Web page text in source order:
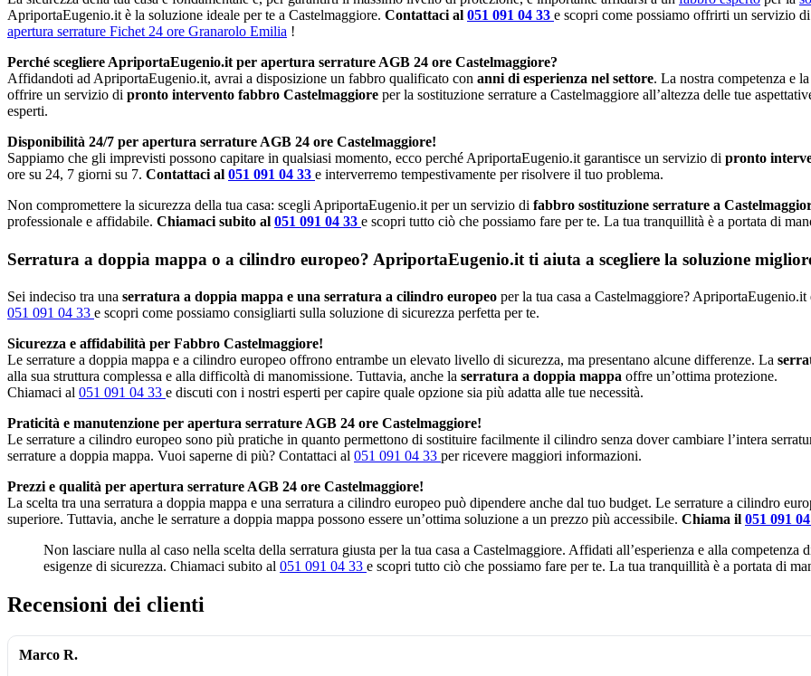
ApriportaEugenio.it è la soluzione ideale per te a Castelmaggiore. Contattaci al 051 091 04 33 e scopri come possiamo offrirti un servizio
apertura serrature Fichet 24 ore Granarolo Emilia !
Perché scegliere ApriportaEugenio.it per apertura serrature AGB 24 ore Castelmaggiore?
Affidandoti ad ApriportaEugenio.it, avrai a disposizione un fabbro qualificato con anni di esperienza nel settore. La nostra competenza e
offrire un servizio di pronto intervento fabbro Castelmaggiore per la sostituzione serrature a Castelmaggiore all’altezza delle tue
esperti.
Disponibilità 24/7 per apertura serrature AGB 24 ore Castelmaggiore!
Sappiamo che gli imprevisti possono capitare in qualsiasi momento, ecco perché ApriportaEugenio.it garantisce un servizio di pronto
ore su 24, 7 giorni su 7. Contattaci al 051 091 04 33 e interverremo tempestivamente per risolvere il tuo problema.
Non compromettere la sicurezza della tua casa: scegli ApriportaEugenio.it per un servizio di fabbro sostituzione serrature a
professionale e affidabile. Chiamaci subito al 051 091 04 33 e scopri tutto ciò che possiamo fare per te. La tua tranquillità è a portata di
Serratura a doppia mappa o a cilindro europeo? ApriportaEugenio.it ti aiuta a scegliere la soluzione
Sei indeciso tra una serratura a doppia mappa e una serratura a cilindro europeo per la tua casa a Castelmaggiore?
051 091 04 33 e scopri come possiamo consigliarti sulla soluzione di sicurezza perfetta per te.
Sicurezza e affidabilità per Fabbro Castelmaggiore!
Le serrature a doppia mappa e a cilindro europeo offrono entrambe un elevato livello di sicurezza, ma presentano alcune differenze. La
alla sua struttura complessa e alla difficoltà di manomissione. Tuttavia, anche la serratura a doppia mappa offre un’ottima protezione.
Chiamaci al 051 091 04 33 e discuti con i nostri esperti per capire quale opzione sia più adatta alle tue necessità.
Praticità e manutenzione per apertura serrature AGB 24 ore Castelmaggiore!
Le serrature a cilindro europeo sono più pratiche in quanto permettono di sostituire facilmente il cilindro senza dover cambiare l’intera
serrature a doppia mappa. Vuoi saperne di più? Contattaci al 051 091 04 33 per ricevere maggiori informazioni.
Prezzi e qualità per apertura serrature AGB 24 ore Castelmaggiore!
La scelta tra una serratura a doppia mappa e una serratura a cilindro europeo può dipendere anche dal tuo budget. Le serrature a cilindro
superiore. Tuttavia, anche le serrature a doppia mappa possono essere un’ottima soluzione a un prezzo più accessibile. Chiama il 051 091
Non lasciare nulla al caso nella scelta della serratura giusta per la tua casa a Castelmaggiore. Affidati all’esperienza e alla
esigenze di sicurezza. Chiamaci subito al 051 091 04 33 e scopri tutto ciò che possiamo fare per te. La tua tranquillità è a portata di
Recensioni dei clienti
Marco R.